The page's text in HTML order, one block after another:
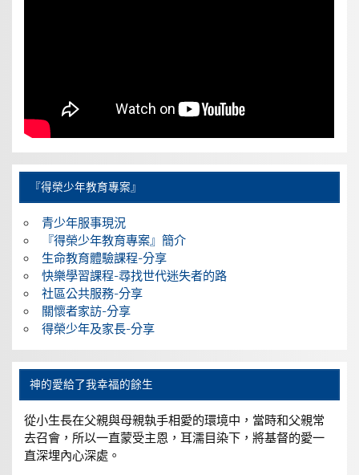
『得榮少年教育專案』
青少年服事現況
『得榮少年教育專案』簡介
生命教育體驗課程-分享
快樂學習課程-尋找世代迷失者的路
社區公共服務-分享
關懷者家訪-分享
得榮少年及家長-分享
神的愛給了我幸福的餘生
從小生長在父親與母親執手相愛的環境中，當時和父親常
去召會，所以一直蒙受主恩，耳濡目染下，將基督的愛一
直深埋內心深處。